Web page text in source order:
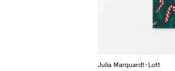
Julia Marquardt-Lott